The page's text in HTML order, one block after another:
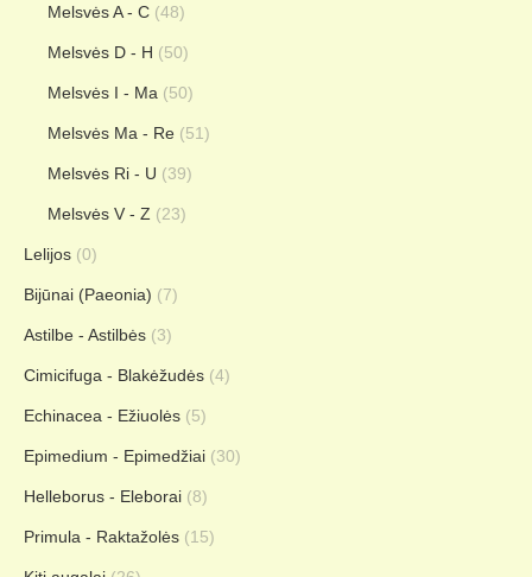
Melsvės A - C (48)
Melsvės D - H (50)
Melsvės I - Ma (50)
Melsvės Ma - Re (51)
Melsvės Ri - U (39)
Melsvės V - Z (23)
Lelijos (0)
Bijūnai (Paeonia) (7)
Astilbe - Astilbės (3)
Cimicifuga - Blakėžudės (4)
Echinacea - Ežiuolės (5)
Epimedium - Epimedžiai (30)
Helleborus - Eleborai (8)
Primula - Raktažolės (15)